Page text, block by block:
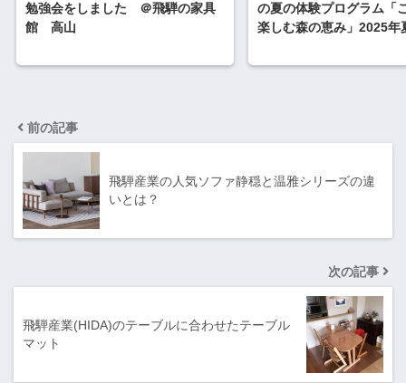
勉強会をしました ＠飛騨の家具
館 高山
の夏の体験プログラム「
楽しむ森の恵み」2025年
前の記事
飛騨産業の人気ソファ静穏と温雅シリーズの違
いとは？
次の記事
飛騨産業(HIDA)のテーブルに合わせたテーブル
マット